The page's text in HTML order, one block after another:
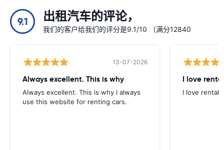
9.1 出租汽车的评论，
我们的客户给我们的评分是9.1/10 （满分12840
13-07-2026
Always excellent. This is why
Always excellent. This is why I always
use this website for renting cars.
I love
I love rental